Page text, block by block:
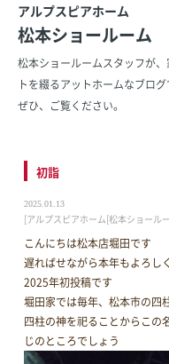
アルプスピアホーム
松本ショールーム
松本ショールームスタッフが、
トを綴るアットホームなブログ
ぜひ、ご覧ください。
初詣
2025.01.13
[アルプスピアホーム[松本ショール
こんにちは松本店堀田です
遅ればせながら本年もよろし
2025年初投稿です
堀田家では毎年、松本市の四
四柱の神を祀ることからこの
じのところでしょう